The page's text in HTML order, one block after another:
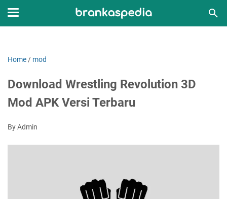
Home / mod
Download Wrestling Revolution 3D
Mod APK Versi Terbaru
By Admin